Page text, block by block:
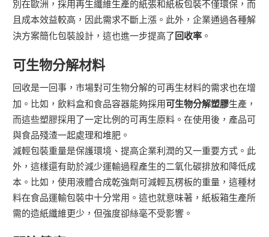
別在歐洲，採用再生纖維生產的紙張和紙板包裝不僅環保，而
且成本效益較高，因此需求不斷上漲。此外，企業通過各種解
決方案簡化包裝設計，這也進一步提高了 回收率 。
可生物分解材料
回收是一回事，市場對可生物分解的可再生材料的需求也在增
加。比如，飲料盒和食品容器能夠採用可生物分解塑膠生產，
而這些塑膠採用了一定比例的可再生原料。在使用後，產品可
與食品殘渣一起處理和堆肥。
減輕包裝重量是保護環境、提高企業利潤的又一重要方式。此
外，這樣還有助於減少運輸過程產生的二氧化碳排放和降低成
本。比如，使用液體合成乾強劑可減輕瓦楞板的重量，這種材
料在食品運輸包裝中十分常用。這也就意味著，紙板箱生產所
需的造紙纖維更少，但強度卻絲毫不受影響。